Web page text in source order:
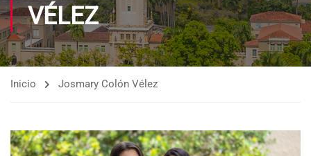
VÉLEZ
Inicio Josmary Colón Vélez